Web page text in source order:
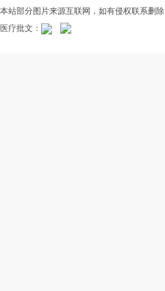
本站部分图片来源互联网，如有侵权联系删除
医疗批文：